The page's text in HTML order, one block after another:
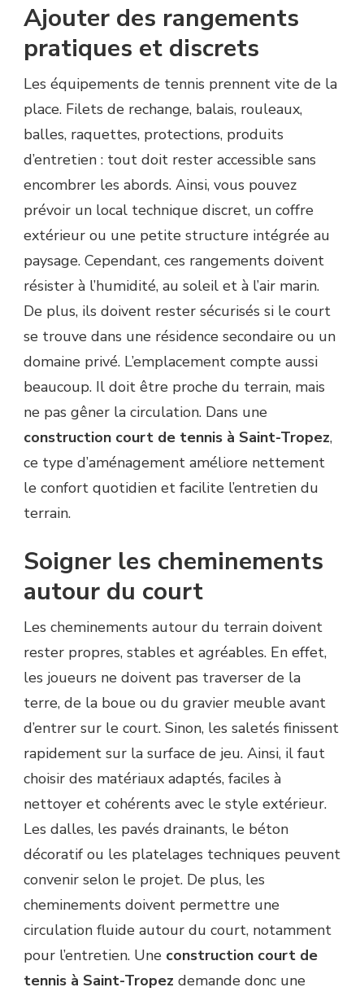
Ajouter des rangements
pratiques et discrets
Les équipements de tennis prennent vite de la
place. Filets de rechange, balais, rouleaux,
balles, raquettes, protections, produits
d’entretien : tout doit rester accessible sans
encombrer les abords. Ainsi, vous pouvez
prévoir un local technique discret, un coffre
extérieur ou une petite structure intégrée au
paysage. Cependant, ces rangements doivent
résister à l’humidité, au soleil et à l’air marin.
De plus, ils doivent rester sécurisés si le court
se trouve dans une résidence secondaire ou un
domaine privé. L’emplacement compte aussi
beaucoup. Il doit être proche du terrain, mais
ne pas gêner la circulation. Dans une
construction court de tennis à Saint-Tropez,
ce type d’aménagement améliore nettement
le confort quotidien et facilite l’entretien du
terrain.
Soigner les cheminements
autour du court
Les cheminements autour du terrain doivent
rester propres, stables et agréables. En effet,
les joueurs ne doivent pas traverser de la
terre, de la boue ou du gravier meuble avant
d’entrer sur le court. Sinon, les saletés finissent
rapidement sur la surface de jeu. Ainsi, il faut
choisir des matériaux adaptés, faciles à
nettoyer et cohérents avec le style extérieur.
Les dalles, les pavés drainants, le béton
décoratif ou les platelages techniques peuvent
convenir selon le projet. De plus, les
cheminements doivent permettre une
circulation fluide autour du court, notamment
pour l’entretien. Une construction court de
tennis à Saint-Tropez demande donc une